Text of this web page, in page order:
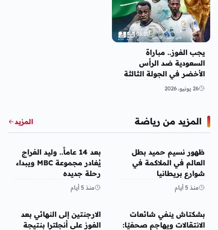
يجب الفوز.. مباراة
السعودية ضد الرأس
الأخضر في الجولة الثالثة
من كأس العالم 2026
26 يونيو، 2026
المزيد من رياضة المزيد
ظهور نسيم حميد بطل
العالم في الملاكمة في
شوارع بريطانيا
منذ 5 أيام
بعد 14 عاماً.. وليد الفراج
يُغادر مجموعة MBC ويبداء
رحلة جديده
منذ 5 أيام
بشكتاش ينفي شائعات
الانتقالات ويهاجم صحفيًا:
الارجنتين إلى النهائي بعد
الفوز على أنجلترا بنتيجة